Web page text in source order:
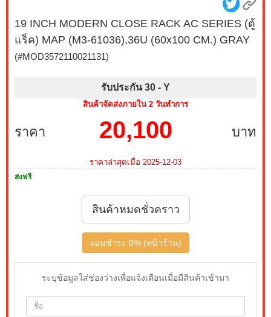
19 INCH MODERN CLOSE RACK AC SERIES (ตู้
แร็ค) MAP (M3-61036),36U (60x100 CM.) GRAY
(#MOD3572110021131)
รับประกัน 30 - Y
สินค้าจัดส่งภายใน 2 วันทำการ
ราคา บาท
20,100
ราคาล่าสุดเมื่อ 2025-12-03
ส่งฟรี
สินค้าหมดชั่วคราว
ผ่อนชำระ 0% (หน้าร้าน)
ระบุข้อมูลใส่ช่องว่างเพื่อแจ้งเตือนเมื่อมีสินค้าเข้ามา